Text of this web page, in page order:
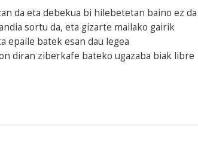
da eta debekua bi hilebetetan baino ez da
sortu da, eta gizarte mailako gairik
epaile batek esan dau legea
diran ziberkafe bateko ugazaba biak libre